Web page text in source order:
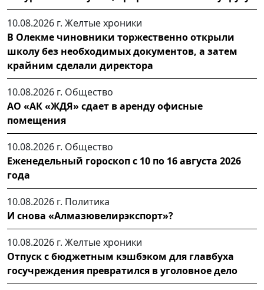
10.08.2026 г. Желтые хроники
В Олекме чиновники торжественно открыли
школу без необходимых документов, а затем
крайним сделали директора
10.08.2026 г. Общество
АО «АК «ЖДЯ» сдает в аренду офисные
помещения
10.08.2026 г. Общество
Еженедельный гороскоп с 10 по 16 августа 2026
года
10.08.2026 г. Политика
И снова «Алмазювелирэкспорт»?
10.08.2026 г. Желтые хроники
Отпуск с бюджетным кэшбэком для главбуха
госучреждения превратился в уголовное дело